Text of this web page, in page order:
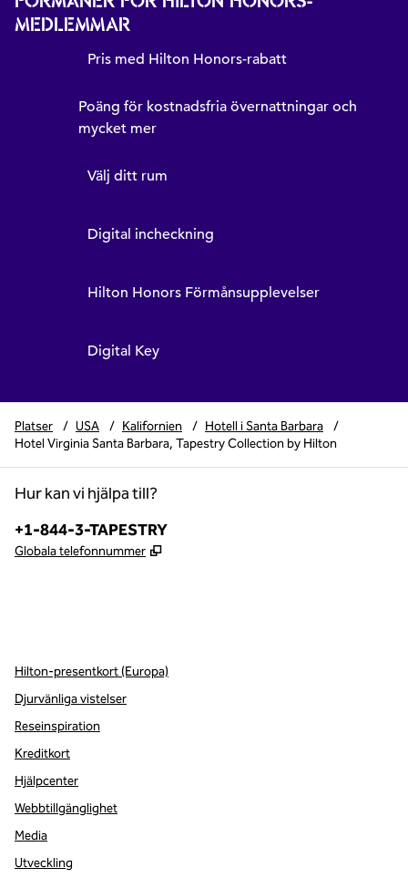
MEDLEMMAR
Pris med Hilton Honors-rabatt
Poäng för kostnadsfria övernattningar och
mycket mer
Välj ditt rum
Digital incheckning
Hilton Honors Förmånsupplevelser
Digital Key
Platser / USA / Kalifornien / Hotell i Santa Barbara
/
Hotel Virginia Santa Barbara, Tapestry Collection by Hilton
Hur kan vi hjälpa till?
Telefon:
+1-844-3-TAPESTRY
Globala telefonnummer ,
Hilton-presentkort (Europa)
Djurvänliga vistelser
Reseinspiration
Kreditkort
Hjälpcenter
Webbtillgänglighet
Media
Utveckling